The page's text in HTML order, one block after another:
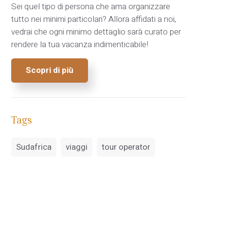
Sei quel tipo di persona che ama organizzare
tutto nei minimi particolari? Allora affidati a noi,
vedrai che ogni minimo dettaglio sarà curato per
rendere la tua vacanza indimenticabile!
Scopri di più
Tags
Sudafrica viaggi tour operator